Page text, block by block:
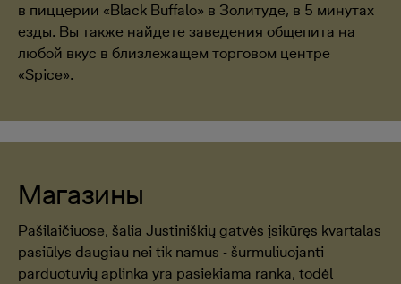
в пиццерии «Black Buffalo» в Золитуде, в 5 минутах
езды. Вы также найдете заведения общепита на
любой вкус в близлежащем торговом центре
«Spice».
Магазины
Pašilaičiuose, šalia Justiniškių gatvės įsikūręs kvartalas
pasiūlys daugiau nei tik namus - šurmuliuojanti
parduotuvių aplinka yra pasiekiama ranka, todėl